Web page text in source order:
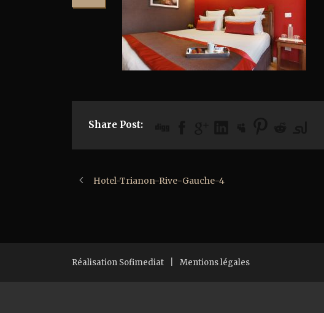
Share Post:
Hotel-Trianon-Rive-Gauche-4
Réalisation Sofimediat Mentions légales